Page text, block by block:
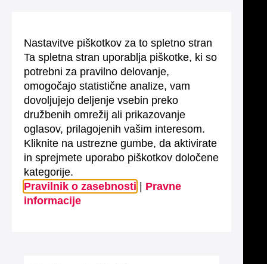
Nastavitve piškotkov za to spletno stran
Ta spletna stran uporablja piškotke, ki so
potrebni za pravilno delovanje,
omogočajo statistične analize, vam
dovoljujejo deljenje vsebin preko
družbenih omrežij ali prikazovanje
oglasov, prilagojenih vašim interesom.
Kliknite na ustrezne gumbe, da aktivirate
in sprejmete uporabo piškotkov določene
kategorije.
Pravilnik o zasebnosti
Pravne
informacije